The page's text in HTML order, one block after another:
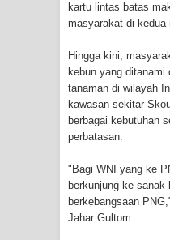
Papua
BRI
Bantuan
kartu lintas batas
masyarakat di kedua
Hingga kini,
kebun yang ditanami
tanaman di wilayah
kawasan sekitar
berbagai kebutuhan
perbatasan.
"Bagi WNI yang ke
berkunjung ke sanak
berkebangsaan
Jahar Gultom.